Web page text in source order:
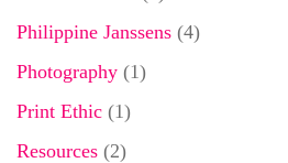
Philippine Janssens (4)
Photography (1)
Print Ethic (1)
Resources (2)